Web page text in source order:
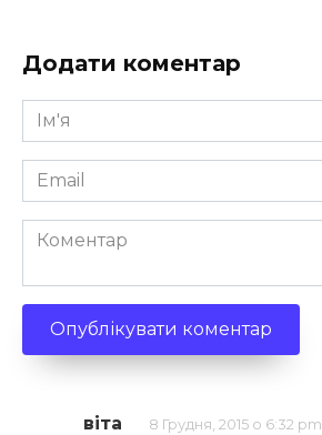
Додати коментар
Ім'я
*
Email
*
Коментар
віта 8 Грудня, 2015 о 6:32 pm